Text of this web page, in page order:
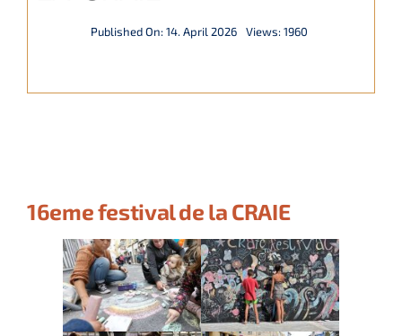
Published On: 14. April 2026 Views: 1960
16eme festival de la CRAIE